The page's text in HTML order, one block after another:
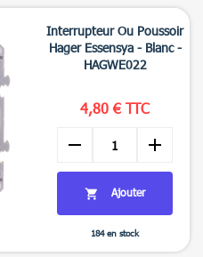
Interrupteur Ou Poussoir
Hager Essensya - Blanc -
HAGWE022
4,80 € TTC
remove add
 Ajouter
184 en stock